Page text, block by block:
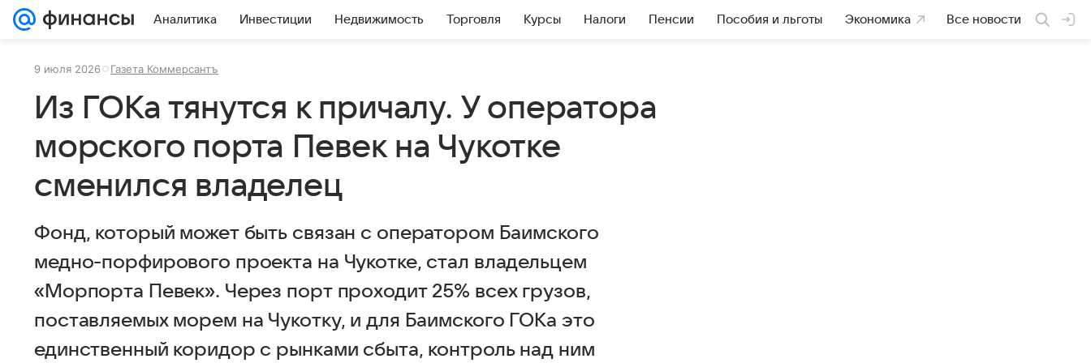
Аналитика Инвестиции Недвижимость Торговля Курсы Налоги Пенсии Пособия и льготы Экономика Все новости
9 июля 2026 Газета Коммерсантъ
Из ГОКа тянутся к причалу. У оператора
морского порта Певек на Чукотке
сменился владелец
Фонд, который может быть связан с оператором Баимского
медно-порфирового проекта на Чукотке, стал владельцем
«Морпорта Певек». Через порт проходит 25% всех грузов,
поставляемых морем на Чукотку, и для Баимского ГОКа это
единственный коридор с рынками сбыта, контроль над ним